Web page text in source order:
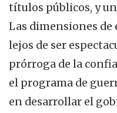
títulos públicos, y
Las dimensiones de
lejos de ser
prórroga de la
el programa de
en desarrollar el